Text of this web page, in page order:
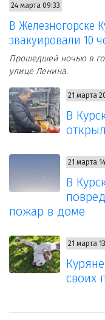
24 марта 09:33
В Железногорске
эвакуировали 10
Прошедшей ночью в
улице Ленина.
21 марта
В
21 марта
В
пожар в доме
21 марта
своих